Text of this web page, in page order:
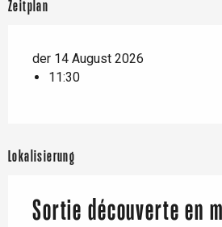
Zeitplan
der 14 August 2026
11:30
Lokalisierung
Sortie découverte en